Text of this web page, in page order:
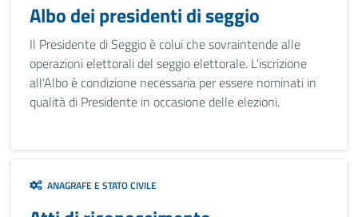
Albo dei presidenti di seggio
Il Presidente di Seggio è colui che sovraintende alle
operazioni elettorali del seggio elettorale. L'iscrizione
all'Albo è condizione necessaria per essere nominati in
qualità di Presidente in occasione delle elezioni.
ANAGRAFE E STATO CIVILE